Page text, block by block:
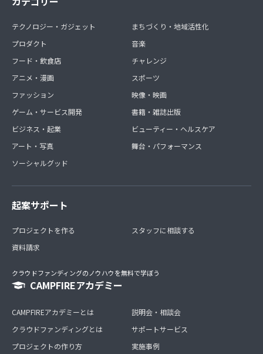
テクノロジー・ガジェット
プロダクト
フード・飲食店
アニメ・漫画
ファッション
ゲーム・サービス開発
ビジネス・起業
アート・写真
ソーシャルグッド
まちづくり・地域活性化
音楽
チャレンジ
スポーツ
映像・映画
書籍・雑誌出版
ビューティー・ヘルスケア
舞台・パフォーマンス
起案サポート
プロジェクトを作る
資料請求
スタッフに相談する
クラウドファンディングのノウハウを無料で学ぼう
CAMPFIREアカデミー
CAMPFIREアカデミーとは
クラウドファンディングとは
プロジェクトの作り方
説明会・相談会
サポートサービス
実施事例